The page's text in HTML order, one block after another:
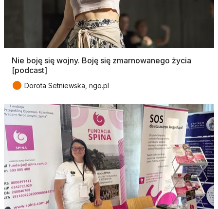
Nie boję się wojny. Boję się zmarnowanego życia
[podcast]
● Dorota Setniewska, ngo.pl